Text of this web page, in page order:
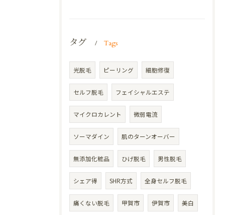
タグ Tags
光脱毛 ピーリング 細胞修復
セルフ脱毛 フェイシャルエステ
マイクロカレント 微弱電流
ソーマダイン 肌のターンオーバー
無添加化粧品 ひげ脱毛 男性脱毛
シェア得 SHR方式 全身セルフ脱毛
痛くない脱毛 甲賀市 伊賀市 美白